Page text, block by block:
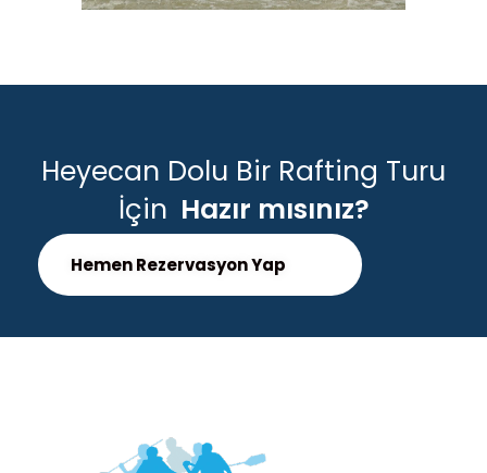
Heyecan Dolu Bir Rafting Turu
İçin Hazır mısınız?
Hemen Rezervasyon Yap